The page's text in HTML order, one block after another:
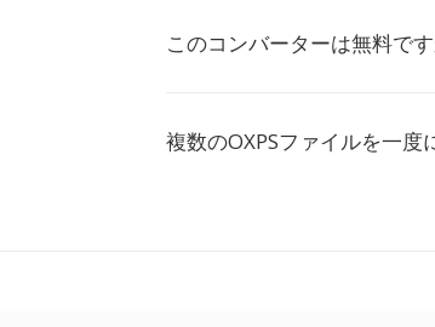
このコンバーターは無料で
複数のOXPSファイルを一度